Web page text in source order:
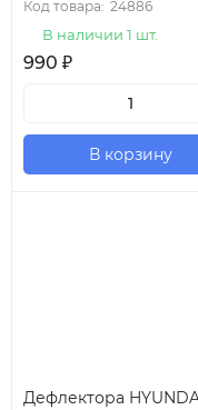
Код товара: 24886
В наличии 1 шт.
990 ₽
В корзину
Дефлектора